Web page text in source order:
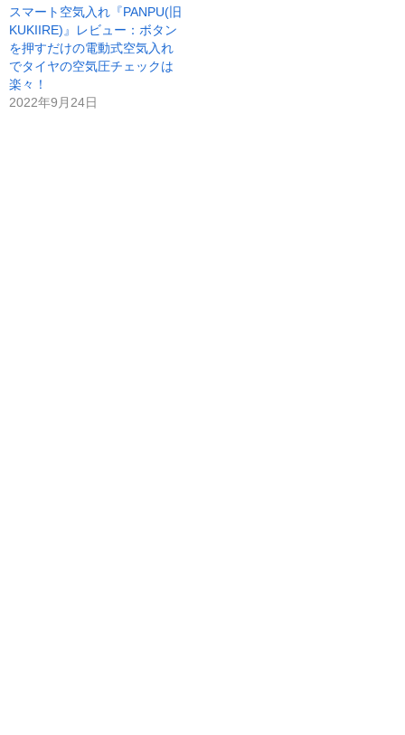
スマート空気入れ『PANPU(旧
KUKIIRE)』レビュー：ボタン
を押すだけの電動式空気入れ
でタイヤの空気圧チェックは
楽々！
2022年9月24日